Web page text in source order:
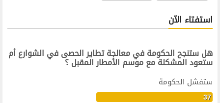
استفتاء الآن
هل ستنجح الحكومة في معالجة تطاير الحصى في الشوارع أم
ستعود المشكلة مع موسم الأمطار المقبل ؟
ستفشل الحكومة
37